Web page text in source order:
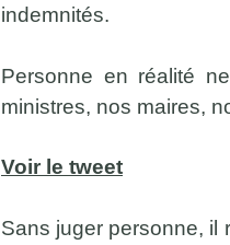
indemnités.
Personne en réalité
ministres, nos maires,
Voir le tweet
Sans juger personne, il